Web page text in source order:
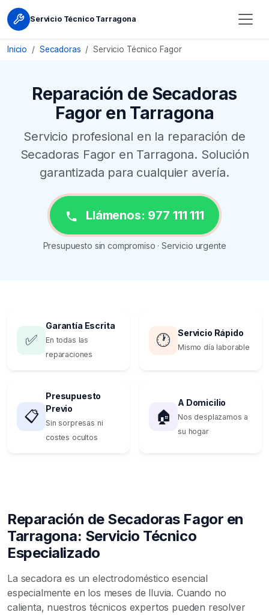
Servicio Técnico Tarragona
Inicio Secadoras Servicio Técnico Fagor
Reparación de Secadoras
Fagor en Tarragona
Servicio profesional en la reparación de
Secadoras Fagor en Tarragona. Solución
garantizada para cualquier avería.
Llámenos: 977 111 111
Presupuesto sin compromiso · Servicio urgente
✅
Garantía Escrita
En todas las
reparaciones
🕐 Servicio Rápido
Mismo día laborable
📋
Presupuesto
Previo
Sin sorpresas ni
costes ocultos
🏠
A Domicilio
Nos desplazamos a
su hogar
Reparación de Secadoras Fagor en
Tarragona: Servicio Técnico
Especializado
La secadora es un electrodoméstico esencial
especialmente en los meses de lluvia. Cuando no
calienta, nuestros técnicos expertos pueden resolver